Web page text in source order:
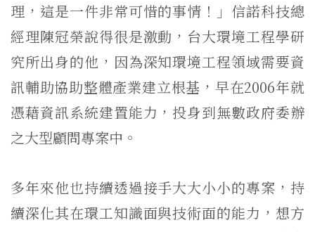
理，這是一件非常可惜的事情！」信諾科技總
經理陳冠榮說得很是激動，台大環境工程學研
究所出身的他，因為深知環境工程領域需要資
訊輔助協助整體產業建立根基，早在2006年就
憑藉資訊系統建置能力，投身到無數政府委辦
之大型顧問專案中。
多年來他也持續透過接手大大小小的專案，持
續深化其在環工知識面與技術面的能力，想方